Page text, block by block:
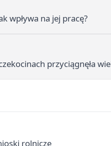
wpływa na jej pracę?
przyciągnęła
rolnicze